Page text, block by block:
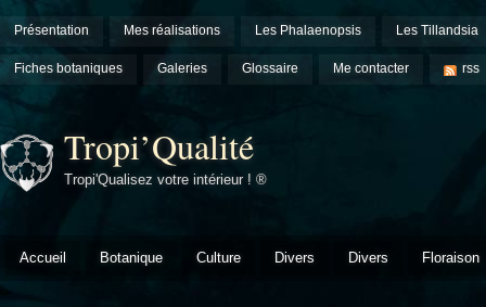
Présentation Mes réalisations Les Phalaenopsis Les Tillandsia
Fiches botaniques Galeries Glossaire Me contacter rss
Tropi’Qualité
Tropi'Qualisez votre intérieur ! ®
Accueil Botanique Culture Divers Divers Floraison